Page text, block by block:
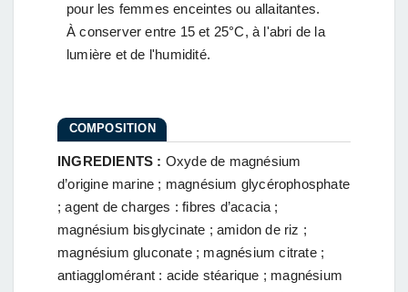
pour les femmes enceintes ou allaitantes.
À conserver entre 15 et 25°C, à l'abri de la
lumière et de l'humidité.
COMPOSITION
INGREDIENTS : Oxyde de magnésium
d’origine marine ; magnésium glycérophosphate
; agent de charges : fibres d’acacia ;
magnésium bisglycinate ; amidon de riz ;
magnésium gluconate ; magnésium citrate ;
antiagglomérant : acide stéarique ; magnésium